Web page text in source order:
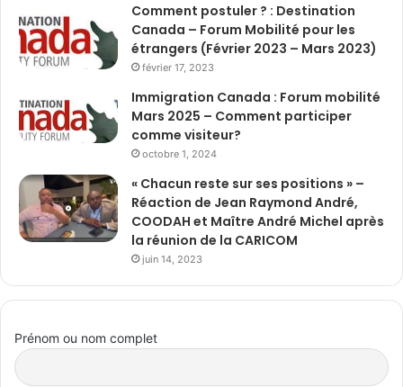
Comment postuler ? : Destination
Canada – Forum Mobilité pour les
étrangers (Février 2023 – Mars 2023)
février 17, 2023
Immigration Canada : Forum mobilité
Mars 2025 – Comment participer
comme visiteur?
octobre 1, 2024
« Chacun reste sur ses positions » –
Réaction de Jean Raymond André,
COODAH et Maître André Michel après
la réunion de la CARICOM
juin 14, 2023
Prénom ou nom complet